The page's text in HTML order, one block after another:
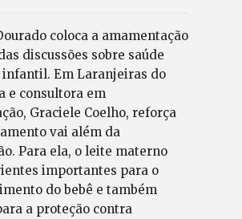
coloca a amamentação
discussões sobre saúde
infantil. Em Laranjeiras do
e consultora em
Graciele Coelho, reforça
vai além da
Para ela, o leite materno
importantes para o
do bebê e também
a proteção contra